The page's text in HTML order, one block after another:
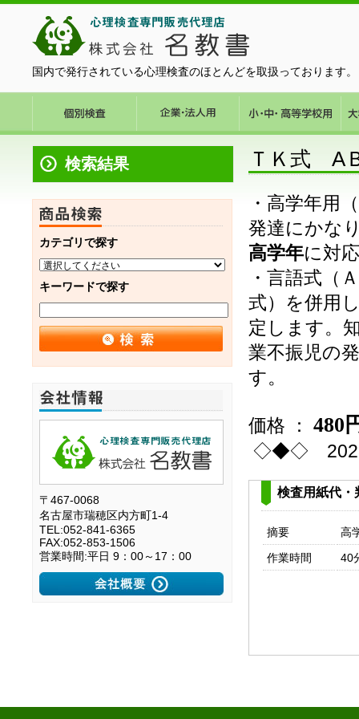
国内で発行されている心理検査のほとんどを取扱っております。
検索結果
カテゴリで探す
キーワードで探す
〒467-0068
名古屋市瑞穂区内方町1-4
TEL:052-841-6365
FAX:052-853-1506
営業時間:平日 9：00～17：00
ＴＫ式 A
・高学年用
発達にかな
高学年に対
・言語式（
式）を併用
定します。
業不振児の
す。
価格 ： 480
◇◆◇
検査用紙代・
摘要
高
作業時間
40